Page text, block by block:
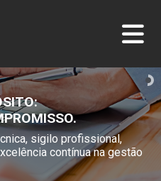
sigilo profissional,
contínua na gestão